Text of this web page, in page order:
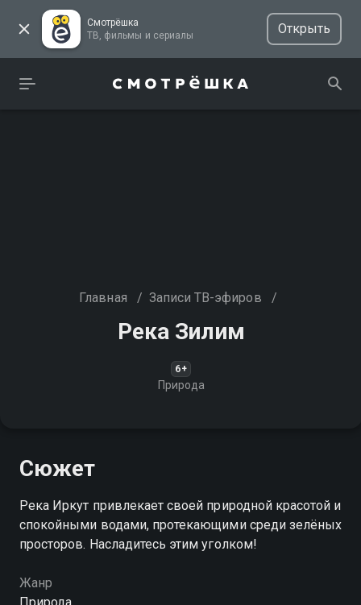
Смотрёшка
ТВ, фильмы и сериалы
Открыть
Главная / Записи ТВ-эфиров /
Река Зилим
6+
Природа
Сюжет
Река Иркут привлекает своей природной красотой и
спокойными водами, протекающими среди зелёных
просторов. Насладитесь этим уголком!
Жанр